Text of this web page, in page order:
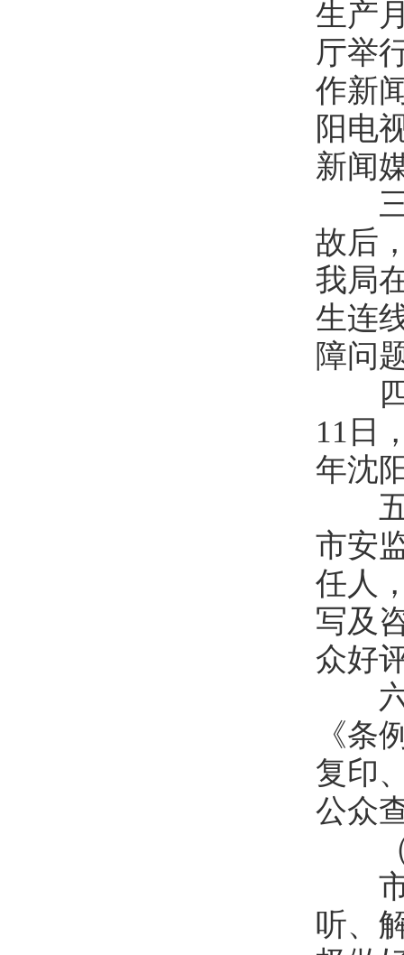
生产
厅举
作新
阳电
新闻
三
故后
我局
生连
障问
四
11日
年沈
五
市安
任人
写及
众好
六
《条
复印
公众
（
市
听、